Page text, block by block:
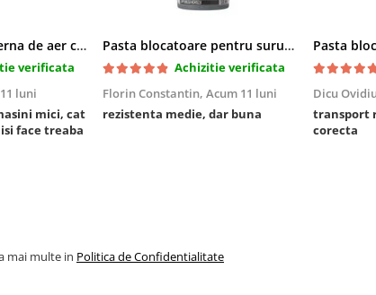
Cric pneumatic perna de aer cu inaltator 6T
verificata
luni
mici, cat
face treaba
Pasta blocatoare pentru suruburi,rezistenta medie
Achizitie verificata
Florin Constantin, Acum 11 luni
rezistenta medie, dar buna
Dicu
transport
corecta
mai multe in Politica de Confidentialitate